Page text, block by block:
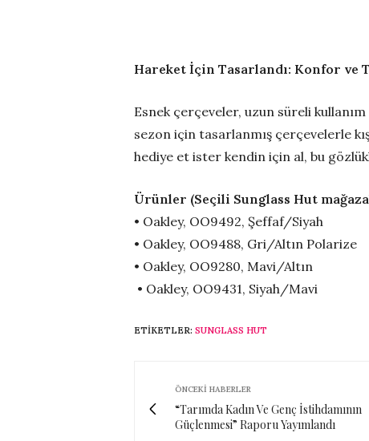
Hareket İçin Tasarlandı: Konfor ve
Esnek çerçeveler, uzun süreli
sezon için tasarlanmış çerçevelerle
hediye et ister kendin için al, bu
Ürünler (Seçili Sunglass Hut
• Oakley, OO9492, Şeffaf/Siyah
• Oakley, OO9488, Gri/Altın Polarize
• Oakley, OO9280, Mavi/Altın
• Oakley, OO9431, Siyah/Mavi
ETIKETLER: SUNGLASS HUT
ÖNCEKI HABERLER
“Tarımda Kadın Ve Genç İstihdamının
Güçlenmesi” Raporu Yayımlandı